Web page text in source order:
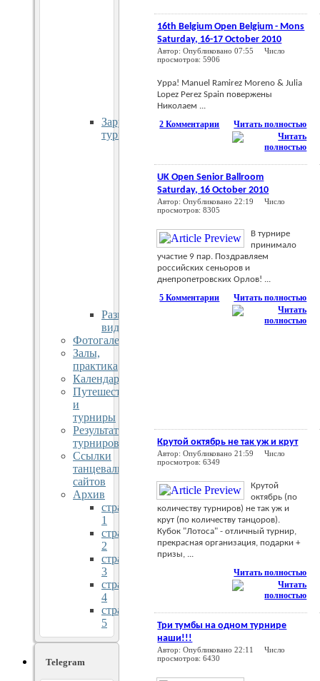
Большой
Динамо
турниры
Разные
турниры
Зарубежные
турниры
Sitges,
Испания
Алассио,
Италия
Бельгия
Разные
турниры
Stuttgart
Разное
видео
Фотогалерея
Залы,
практика
Календарь
Путешествия
и
турниры
Результаты
турниров
Ссылки
танцевальных
сайтов
Архив
страница
1
страница
2
страница
3
страница
4
страница
5
Telegram
16th Belgium Open Belgium - Mons
Saturday, 16-17 October 2010
Автор: Опубликовано 07:55 Число
просмотров: 5906
Урра! Manuel Ramirez Moreno & Julia
Lopez Perez Spain повержены
Николаем ...
Читать полностью
2 Комментарии
UK Open Senior Ballroom
Saturday, 16 October 2010
Автор: Опубликовано 22:19 Число
просмотров: 8305
В турнире
принимало
участие 9 пар. Поздравляем
российских сеньоров и
днепропетровских Орлов! ...
Читать полностью
5 Комментарии
Крутой октябрь не так уж и крут
Автор: Опубликовано 21:59 Число
просмотров: 6349
Крутой
октябрь (по
количеству турниров) не так уж и
крут (по количеству танцоров).
Кубок "Лотоса" - отличный турнир,
прекрасная организация, подарки +
призы, ...
Читать полностью
Три тумбы на одном турнире
наши!!!
Автор: Опубликовано 22:11 Число
просмотров: 6430